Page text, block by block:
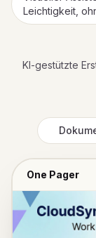
Leichtigkeit,
KI-gestützte
One Pager